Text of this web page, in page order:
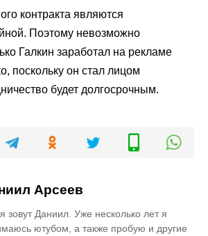
контракта являются
Поэтому невозможно
Галкин заработал на рекламе
поскольку он стал лицом
будет долгосрочным.
Арсеев
зовут Даниил. Уже несколько лет я
ютубом, а также пробую и другие